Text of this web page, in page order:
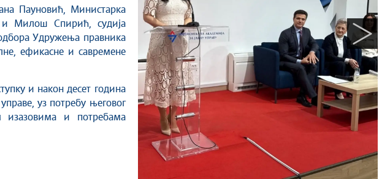
Пауновић, Министарка
и Милош Спирић, судија
Удружења правника
ефикасне и савремене
и након десет година
уз потребу његовог
изазовима и потребама